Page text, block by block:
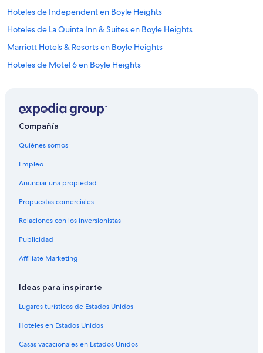
Hoteles de Independent en Boyle Heights
Hoteles de La Quinta Inn & Suites en Boyle Heights
Marriott Hotels & Resorts en Boyle Heights
Hoteles de Motel 6 en Boyle Heights
Apartamentos en Estación de tren Los Angeles Cal State
Hoteles en Centro de Los Angeles
Hoteles baratos en Montebello
Hoteles en Montebello
Moteles en Montebello
Casas de campo en Maywood
Casas de ciudad en Maywood
Viceroy Hotel Group en Maywood
Hoteles en Maywood
Moteles en Maywood
Cabañas en Los Ángeles
Compañía
Quiénes somos
Empleo
Anunciar una propiedad
Propuestas comerciales
Relaciones con los inversionistas
Publicidad
Affiliate Marketing
Ideas para inspirarte
Lugares turísticos de Estados Unidos
Hoteles en Estados Unidos
Casas vacacionales en Estados Unidos